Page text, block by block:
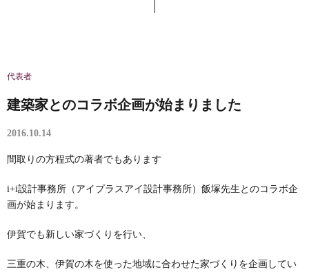
代表者
建築家とのコラボ企画が始まりました
2016.10.14
間取りの方程式の著者でもあります
i+i設計事務所（アイプラスアイ設計事務所）飯塚先生とのコラボ企
画が始まります。
伊賀でも新しい家づくりを行い、
三重の木、伊賀の木を使った地域に合わせた家づくりを企画してい